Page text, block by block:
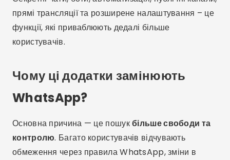
прямі трансляції та розширене налаштування – це
функції, які приваблюють дедалі більше
користувачів.
Чому ці додатки замінюють
WhatsApp?
Основна причина — це пошукбільше свободи та
контролю. Багато користувачів відчувають
обмеження через правила WhatsApp, зміни в